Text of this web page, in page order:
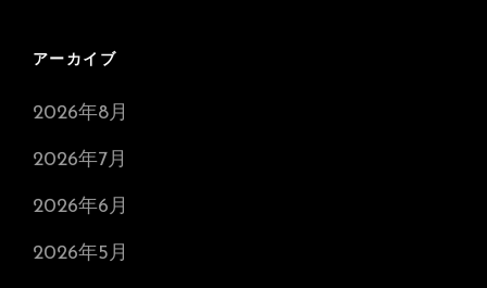
アーカイブ
2026年8月
2026年7月
2026年6月
2026年5月